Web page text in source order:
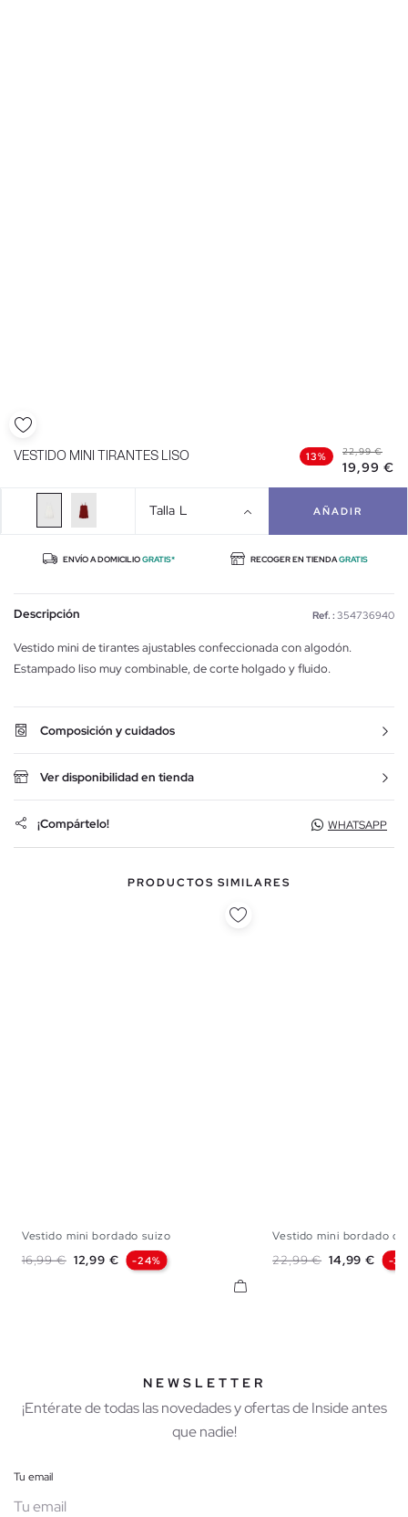
VESTIDO MINI TIRANTES LISO 13% 22,99 €
19,99 €
Talla L AÑADIR
ENVÍO A DOMICILIOGRATIS* RECOGER EN TIENDAGRATIS
Descripción Ref. : 354736940
Vestido mini de tirantes ajustables confeccionada con algodón.
Estampado liso muy combinable, de corte holgado y fluido.
Composición y cuidados
Ver disponibilidad en tienda
¡Compártelo! WHATSAPP
PRODUCTOS SIMILARES
Vestido mini bordado suizo
Precio base
16,99 € Precio
12,99 € -24%
Vestido mini bordado
Precio base
22,99 € Precio
14,99 € -
NEWSLETTER
¡Entérate de todas las novedades y ofertas de Inside antes
que nadie!
Tu email